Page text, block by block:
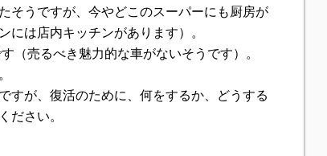
そうですが、今やどこのスーパーにも厨房が
は店内キッチンがあります）。
（売るべき魅力的な車がないそうです）。
すが、復活のために、何をするか、どうする
ださい。